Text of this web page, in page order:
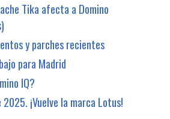
Tika afecta a Domino
y parches recientes
para Madrid
IQ?
2025. ¡Vuelve la marca Lotus!